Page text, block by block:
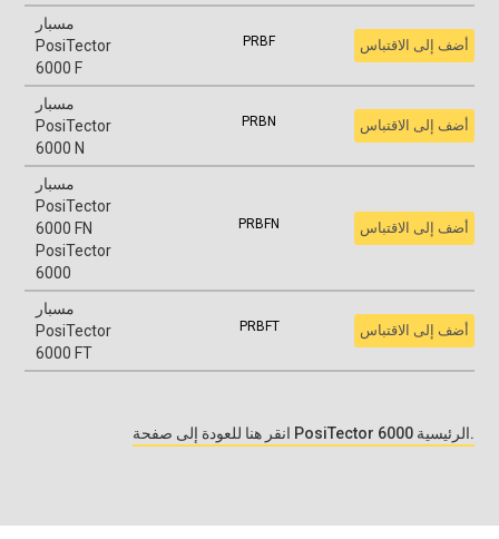
مسبار
PosiTector
6000 F
PRBF أضف إلى الاقتباس
مسبار
PosiTector
6000 N
PRBN أضف إلى الاقتباس
مسبار
PosiTector
6000 FN
PosiTector
6000
PRBFN أضف إلى الاقتباس
مسبار
PosiTector
6000 FT
PRBFT أضف إلى الاقتباس
انقر هنا للعودة إلى صفحة PosiTector 6000 الرئيسية.